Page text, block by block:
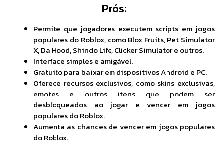
Prós:
Permite que jogadores executem scripts em jogos
populares do Roblox, como Blox Fruits, Pet Simulator
X, Da Hood, Shindo Life, Clicker Simulator e outros.
Interface simples e amigável.
Gratuito para baixar em dispositivos Android e PC.
Oferece recursos exclusivos, como skins exclusivas,
emotes e outros itens que podem ser
desbloqueados ao jogar e vencer em jogos
populares do Roblox.
Aumenta as chances de vencer em jogos populares
do Roblox.